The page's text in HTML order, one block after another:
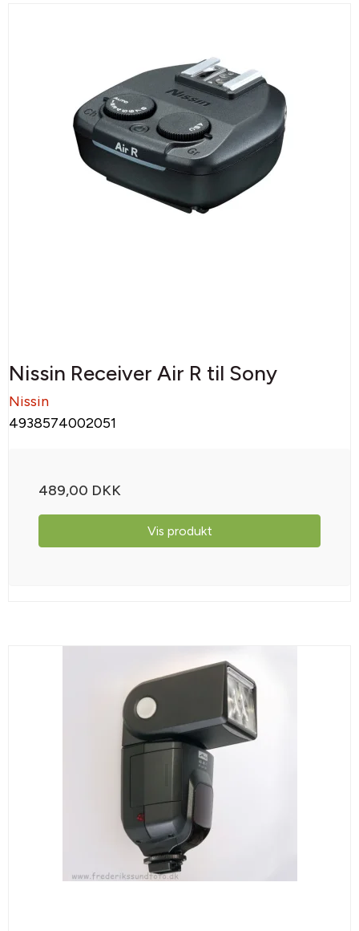
Nissin Receiver Air R til Sony
Nissin
4938574002051
489,00 DKK
Vis produkt